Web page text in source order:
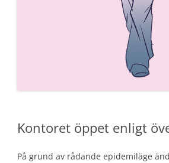
MEDLEMSMÄRKE
Kontoret öppet enligt
På grund av rådande epidemiläge